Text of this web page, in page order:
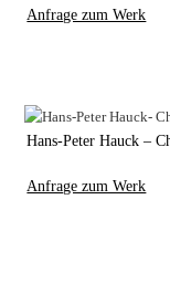
Anfrage zum Werk
Hans-Peter Hauck –
Anfrage zum Werk